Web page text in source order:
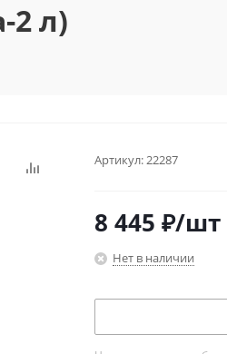
2 л)
Артикул:22287
8 445 ₽/шт
Нет в наличии